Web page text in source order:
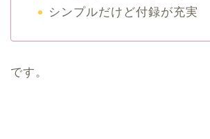
シンプルだけど付録が充実
です。